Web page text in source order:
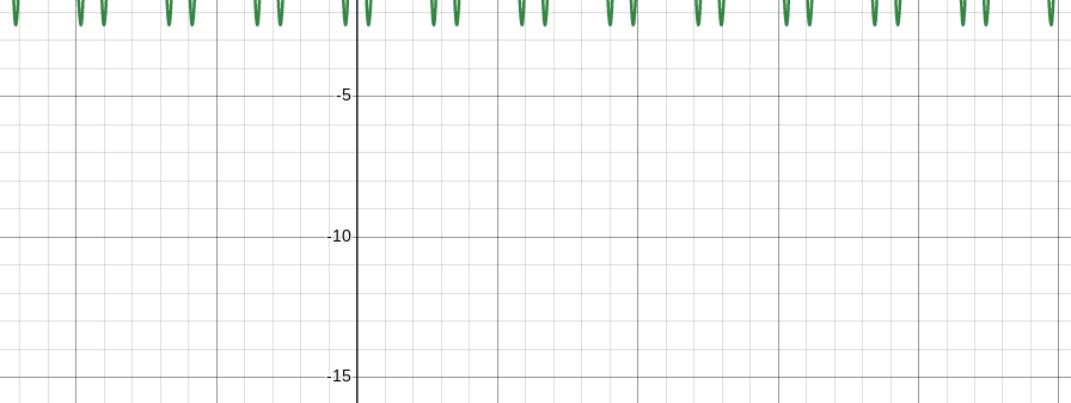
−1 0 1 2 3 4
9,0 −18.85,0 −15.71,0 −12.57,0 −9.425,0 −6.283,0 −3.142,0 0,0 3.142,0 6.283,0